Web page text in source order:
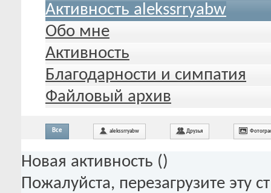
Активность alekssrryabw
Обо мне
Активность
Благодарности и симпатия
Файловый архив
Все alekssrryabw Друзья
Новая активность ()
Пожалуйста, перезагрузите эту